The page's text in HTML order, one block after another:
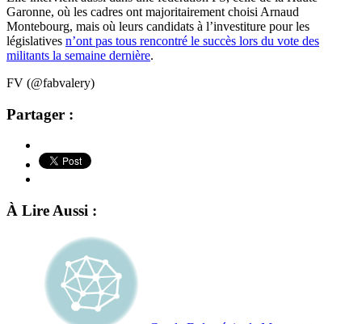
Garonne, où les cadres ont majoritairement choisi Arnaud
Montebourg, mais où leurs candidats à l’investiture pour les
législatives n’ont pas tous rencontré le succès lors du vote des
militants la semaine dernière.
FV (@fabvalery)
Partager :
À Lire Aussi :